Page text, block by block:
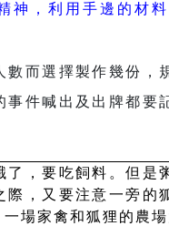
神，利用手邊的材
數而選擇製作幾份，
事件喊出及出牌都要
了，要吃飼料。但是
際，又要注意一旁的
場家禽和狐狸的農場